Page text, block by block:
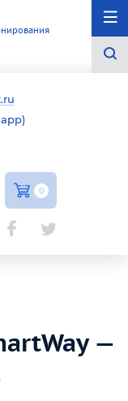
0
—